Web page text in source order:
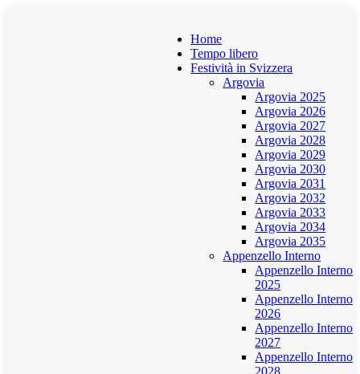
Home
Tempo libero
Festività in Svizzera
Argovia
Argovia 2025
Argovia 2026
Argovia 2027
Argovia 2028
Argovia 2029
Argovia 2030
Argovia 2031
Argovia 2032
Argovia 2033
Argovia 2034
Argovia 2035
Appenzello Interno
Appenzello Interno
2025
Appenzello Interno
2026
Appenzello Interno
2027
Appenzello Interno
2028